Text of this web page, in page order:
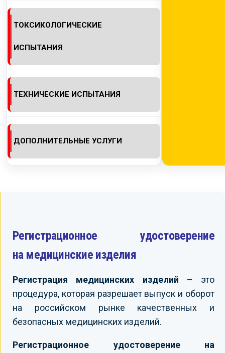
ТОКСИКОЛОГИЧЕСКИЕ
ИСПЫТАНИЯ
ТЕХНИЧЕСКИЕ ИСПЫТАНИЯ
ДОПОЛНИТЕЛЬНЫЕ УСЛУГИ
Регистрационное удостоверение
на медицинские изделия
Регистрация медицинских изделий – это
процедура, которая разрешает выпуск и оборот
на российском рынке качественных и
безопасных медицинских изделий.
Регистрационное удостоверение на